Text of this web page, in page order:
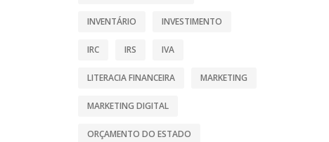
INVENTÁRIO INVESTIMENTO
IRC IRS IVA
LITERACIA FINANCEIRA MARKETING
MARKETING DIGITAL
ORÇAMENTO DO ESTADO